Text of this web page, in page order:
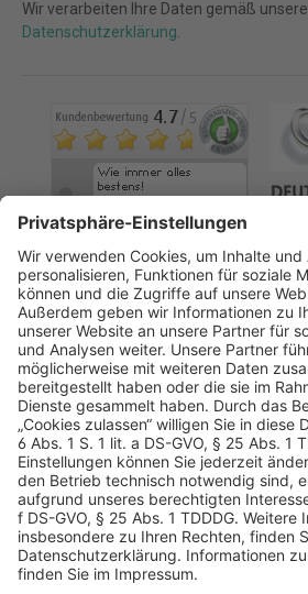
Wir verarbeiten Ihre Daten gemäß
Datenschutzerklärung
AGB Datenschutz
Sicherheitshinweis